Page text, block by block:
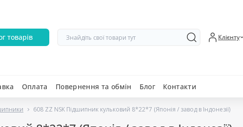
товарів Клієнту
Оплата Повернення та обмін Блог Контакти
608 ZZ NSK Підшипник кульковий 8*22*7 (Японія / завод в Індонезії)